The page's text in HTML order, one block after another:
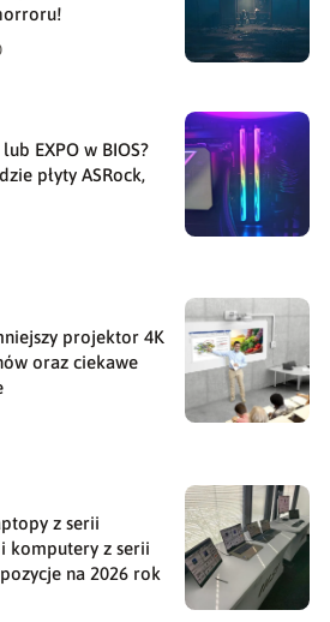
EXPO w BIOS?
płyty ASRock,
projektor 4K
oraz ciekawe
z serii
komputery z serii
na 2026 rok